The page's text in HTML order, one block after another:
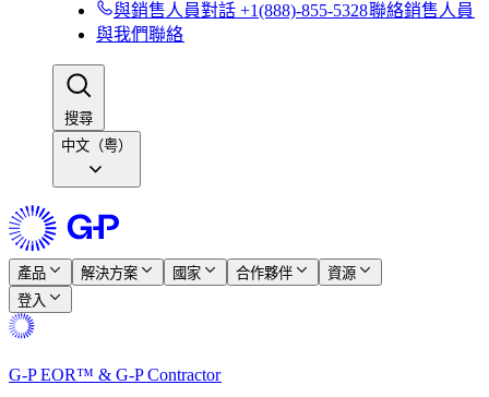
與銷售人員對話 +1(888)-855-5328​​聯絡銷售人員​​
與我們聯絡​​
搜尋​​
中文（粤）
產品​​ 解決方案​​ 國家​​ 合作夥伴​​
資源​​
登入​​
G-P EOR™ & G-P Contractor​​